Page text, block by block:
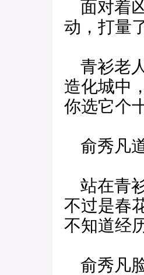
面对着
动，打量
青衫老
造化城中
你选它个
俞秀凡
站在青
不过是春
不知道经
俞秀凡